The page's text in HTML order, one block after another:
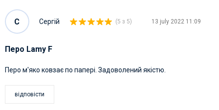
С Сергій (5 з 5) 13 july 2022 11:09
Перо Lamy F
Перо м'яко ковзає по папері. Задоволений якістю.
відповісти